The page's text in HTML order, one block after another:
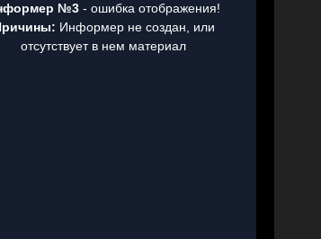
№3 - ошибка отображения!
Информер не создан, или
отсутствует в нем материал